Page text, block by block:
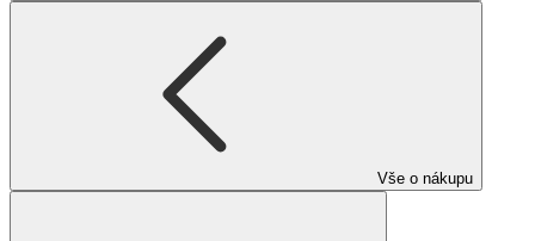
Vše o nákupu